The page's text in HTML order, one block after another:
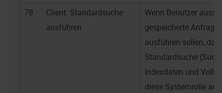
78
Client: Standardsuche
ausführen
Wenn Benutzer
gespeicherte
ausführen sollen,
Standardsuche
Indexdaten und
diese Systemrolle